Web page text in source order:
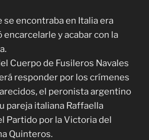
se encontraba en Italia era
y acabar con la
Cuerpo de Fusileros Navales
responder por los crímenes
el peronista argentino
pareja italiana Raffaella
Partido por la Victoria del
Quinteros.